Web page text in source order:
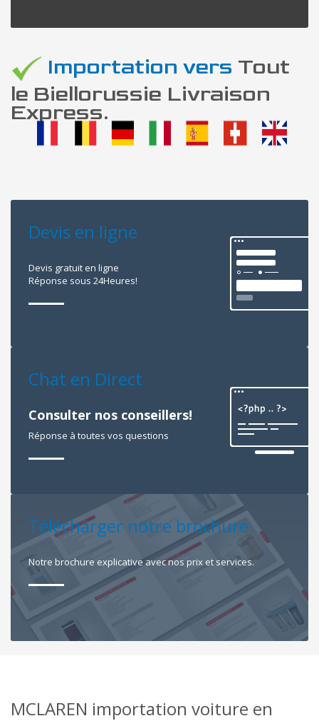
Importation vers Tout
le Biellorussie Livraison
Express.
Devis en ligne
Devis gratuit en ligne
Réponse sous 24Heures!
Chat en Direct
Consulter nos conseillers!
Réponse à toutes vos questions
Télécharger notre brochure
Notre brochure explicative avec nos prix et services.
MCLAREN importation voiture en